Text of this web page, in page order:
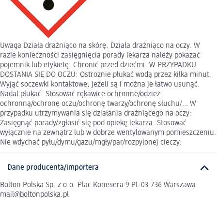
Uwaga Działa drażniąco na skórę. Działa drażniąco na oczy. W
razie konieczności zasięgnięcia porady lekarza należy pokazać
pojemnik lub etykietę. Chronić przed dziećmi. W PRZYPADKU
DOSTANIA SIĘ DO OCZU: Ostrożnie płukać wodą przez kilka minut.
Wyjąć soczewki kontaktowe, jeżeli są i można je łatwo usunąć.
Nadal płukać. Stosować rękawice ochronne/odzież
ochronną/ochronę oczu/ochronę twarzy/ochronę słuchu/… W
przypadku utrzymywania się działania drażniącego na oczy:
Zasięgnąć porady/zgłosić się pod opiekę lekarza. Stosować
wyłącznie na zewnątrz lub w dobrze wentylowanym pomieszczeniu.
Nie wdychać pyłu/dymu/gazu/mgły/par/rozpylonej cieczy.
Dane producenta/importera
Bolton Polska Sp. z o.o. Plac Konesera 9 PL-03-736 Warszawa
mail@boltonpolska.pl